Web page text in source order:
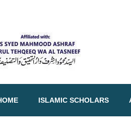
ISLAMIC SCHOLARS